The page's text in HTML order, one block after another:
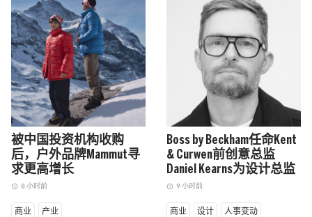
被中国投资机构收购
后，户外品牌Mammut寻
求更高增长
access_time 8 小时前
商业 产业
Boss by Beckham任命Kent
& Curwen前创意总监
Daniel Kearns为设计总监
access_time 9 小时前
商业 设计 人事变动